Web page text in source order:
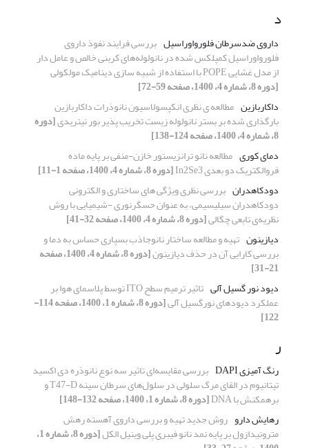
د
داروی ضدسرطان فلورواوراسیل بررسی فرایند نفوذ داروی
فلورواوراسیل کمپلکس شده در نانولوله‌های کربنی خالص و عامل دار
از مدل غشایی POPE با استفاده از شبیه سازی دینامیک مولکولی
[دوره 8، شماره 4، 1400، صفحه 59-72]
داکاربازین مطالعه ی نظری انکپسولاسیون نانوذرات داکاربازین
بارگذاری شده بر بستر نانولوله زیست تخریب پذیر بور نیتریدی[دوره
8، شماره 4، 1400، صفحه 124-138]
دمای کوری مطالعه نانو ترانزیستور خازن-منفی بر پایه ماده
فروالکتریک دو بعدی In2Se3
[دوره 8، شماره 4، 1400، صفحه 1-11]
دودکاهدران بررسی نظری ویژگی های ساختاری و الکترونی
دودکاهدران سیلیسیمی، به عنوان حسگرنوری -شیمیایی با روش
نظریه‌ی تابعی چگالی[دوره 8، شماره 4، 1400، صفحه 32-41]
دیازینون تهیه و مطالعه ساختار نانو‌جاذب بسپاری حساس به دما و
بررسی کارایی آن در حذف دیازینون [دوره 8، شماره 4، 1400، صفحه
21-31]
دیود نور گسیل آلی
تاثیر ترمیم سطح ITO توسط پلاسمای هوا بر
عملکرد دیودهای نورگسیل آلی [دوره 8، شماره 1، 1400، صفحه 114-
122]
ر
رنگ آمیزی DAPI بررسی مقایسه‌ای تاثیر سه نوع نانوذره دی اکسید
تیتانیوم در القای مرگ سلولی در سلول‌های سرطان سینه T47-D و
برهمکنش با DNA
[دوره 8، شماره 1، 1400، صفحه 132-148]
رهایش دارو روش جدید تهیه و بررسی داروی آهسته رهش
مترونیدازول بر پایه نمد نانو فیبری پلی وینیل الکل [دوره 8، شماره 1،